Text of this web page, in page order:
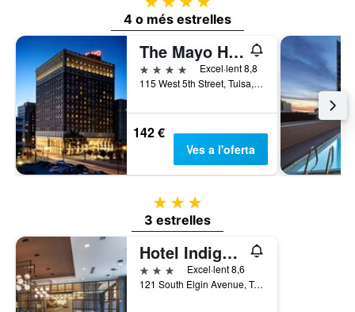
4 o més estrelles
The Mayo Hotel
4 estrelles
Excel·lent 8,8
115 West 5th Street, Tulsa, OK, Estats Units
142 €
Ves a l'oferta
3 estrelles
3 estrelles
Hotel Indigo Tulsa Dwtn-Entertainment Area By IHG
3 estrellesExcel·lent 8,6
121 South Elgin Avenue, Tulsa, OK, Estats Units